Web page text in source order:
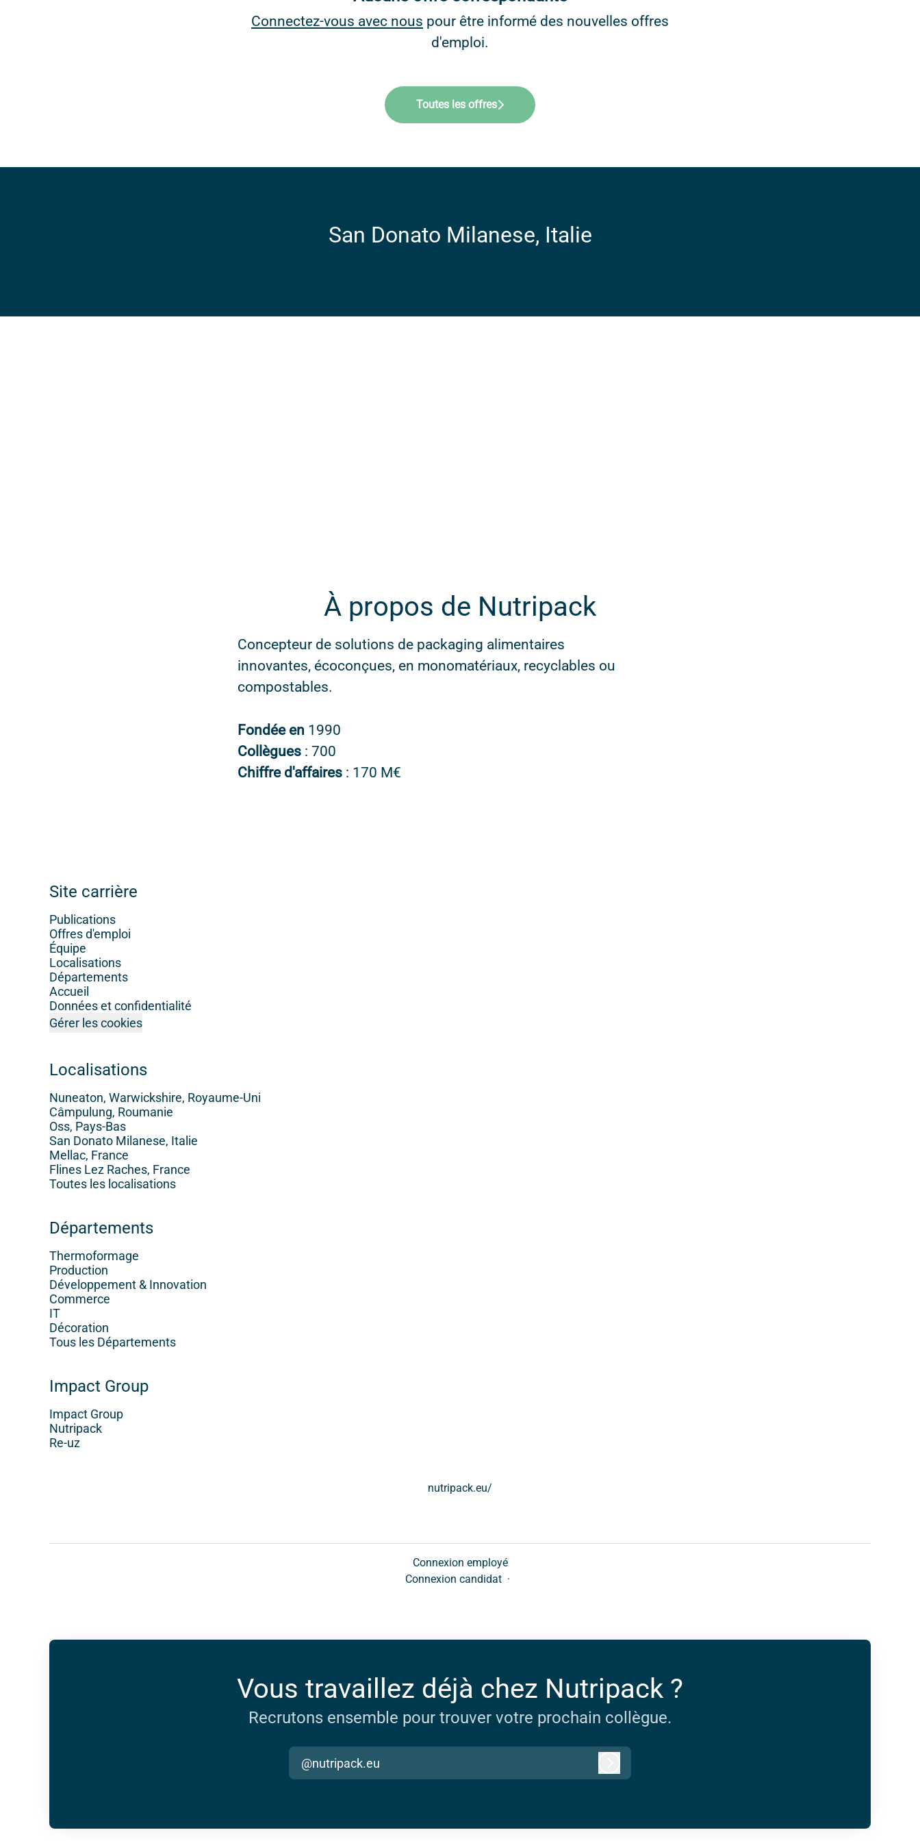
Connectez-vous avec nous pour être informé des nouvelles offres
d'emploi.
Toutes les offres
San Donato Milanese, Italie
À propos de Nutripack
Concepteur de solutions de packaging alimentaires
innovantes, écoconçues, en monomatériaux, recyclables ou
compostables.
Fondée en 1990
Collègues : 700
Chiffre d'affaires : 170 M€
Site carrière
Publications
Offres d'emploi
Équipe
Localisations
Départements
Accueil
Données et confidentialité
Gérer les cookies
Localisations
Nuneaton, Warwickshire, Royaume-Uni
Câmpulung, Roumanie
Oss, Pays-Bas
San Donato Milanese, Italie
Mellac, France
Flines Lez Raches, France
Toutes les localisations
Départements
Thermoformage
Production
Développement & Innovation
Commerce
IT
Décoration
Tous les Départements
Impact Group
Impact Group
Nutripack
Re-uz
nutripack.eu/
Connexion employé
Connexion candidat ·
Vous travaillez déjà chez Nutripack ?
Recrutons ensemble pour trouver votre prochain collègue.
@nutripack.eu